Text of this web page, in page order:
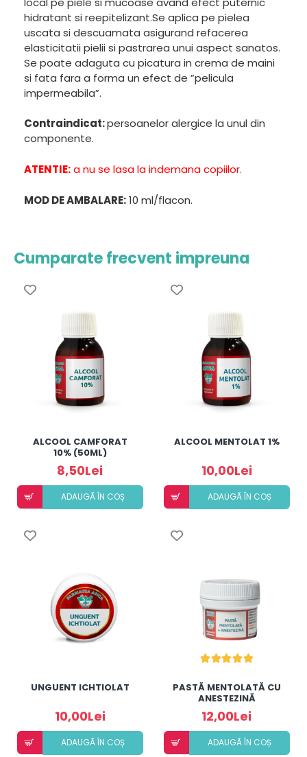
hidratant si reepitelizant.Se aplica pe pielea
uscata si descuamata asigurand refacerea
elasticitatii pielii si pastrarea unui aspect sanatos.
Se poate adaguta cu picatura in crema de maini
si fata fara a forma un efect de ”pelicula
impermeabila”.
Contraindicat:persoanelor alergice la unul din
componente.
ATENTIE:a nu se lasa la indemana copiilor.
MOD DE AMBALARE:10 ml/flacon.
Cumparate frecvent impreuna
ALCOOL CAMFORAT
10% (50ML)
8,50Lei
ADAUGÃ ÎN COȘ
ALCOOL MENTOLAT 1%
10,00Lei
ADAUGÃ ÎN COȘ
UNGUENT ICHTIOLAT
10,00Lei
ADAUGÃ ÎN COȘ
PASTĂ MENTOLATĂ CU
ANESTEZINĂ
12,00Lei
ADAUGÃ ÎN COȘ